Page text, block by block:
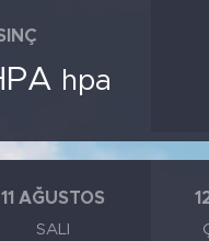
hpa
11 AĞUSTOS
SALI